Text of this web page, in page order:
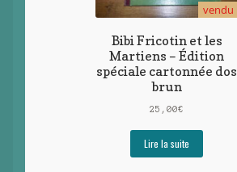
vendu
Bibi Fricotin et les
Martiens – Édition
spéciale cartonnée dos
brun
25,00€
Lire la suite